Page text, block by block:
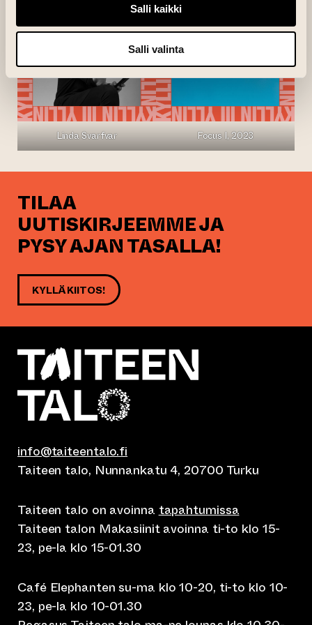
Salli kaikki
Salli valinta
Linda Svarfvar Focus I, 2023
TILAA
UUTISKIRJEEMME JA
PYSY AJAN TASALLA!
KYLLÄ KIITOS!
info@taiteentalo.fi
Taiteen talo, Nunnankatu 4, 20700 Turku
Taiteen talo on avoinna tapahtumissa
Taiteen talon Makasiinit avoinna ti-to klo 15-
23, pe-la klo 15-01.30
Café Elephanten su-ma klo 10-20, ti-to klo 10-
23, pe-la klo 10-01.30